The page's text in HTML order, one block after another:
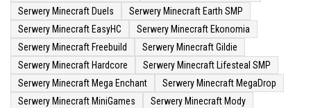
Serwery Minecraft Duels
Serwery Minecraft Earth SMP
Serwery Minecraft EasyHC
Serwery Minecraft Ekonomia
Serwery Minecraft Freebuild
Serwery Minecraft Gildie
Serwery Minecraft Hardcore
Serwery Minecraft Lifesteal SMP
Serwery Minecraft Mega Enchant
Serwery Minecraft MegaDrop
Serwery Minecraft MiniGames
Serwery Minecraft Mody